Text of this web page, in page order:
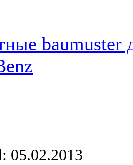
baumuster
05.02.2013